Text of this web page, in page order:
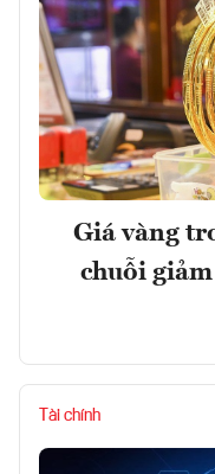
Giá vàng
chuỗi
Tài chính